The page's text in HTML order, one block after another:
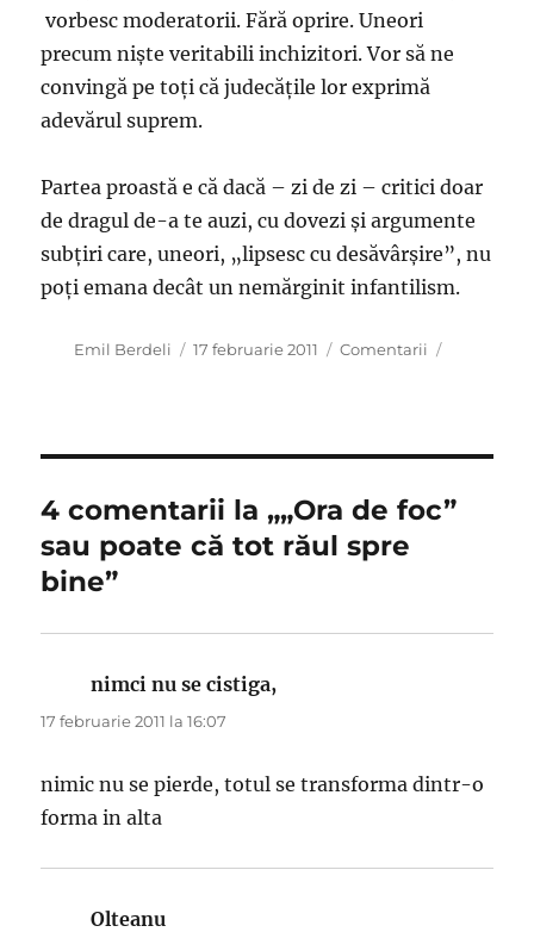
vorbesc moderatorii. Fără oprire. Uneori
precum nişte veritabili inchizitori. Vor să ne
convingă pe toţi că judecăţile lor exprimă
adevărul suprem.
Partea proastă e că dacă – zi de zi – critici doar
de dragul de-a te auzi, cu dovezi şi argumente
subţiri care, uneori, „lipsesc cu desăvârşire”, nu
poţi emana decât un nemărginit infantilism.
Autor
Emil Berdeli
Publicat
17 februarie 2011 Categorii
Comentarii
4 comentarii la „„Ora de foc”
sau poate că tot răul spre
bine”
nimci nu se cistiga,
17 februarie 2011 la 16:07
nimic nu se pierde, totul se transforma dintr-o
forma in alta
Olteanu